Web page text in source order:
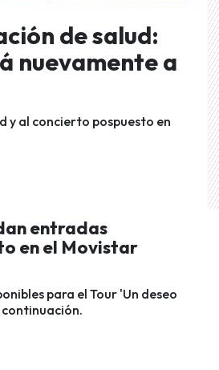
de salud:
nuevamente a
y al concierto pospuesto en
entradas
en el Movistar
para el Tour 'Un deseo
continuación.